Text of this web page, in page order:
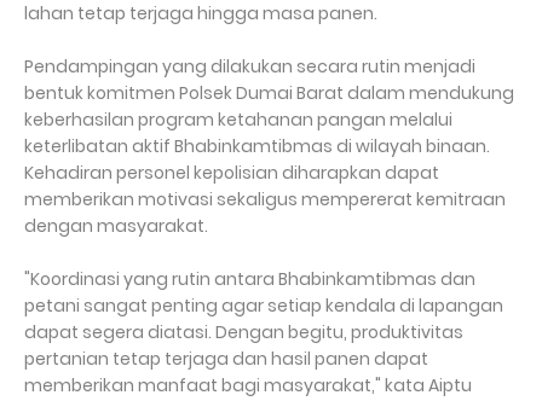
lahan tetap terjaga hingga masa panen.
Pendampingan yang dilakukan secara rutin menjadi
bentuk komitmen Polsek Dumai Barat dalam mendukung
keberhasilan program ketahanan pangan melalui
keterlibatan aktif Bhabinkamtibmas di wilayah binaan.
Kehadiran personel kepolisian diharapkan dapat
memberikan motivasi sekaligus mempererat kemitraan
dengan masyarakat.
"Koordinasi yang rutin antara Bhabinkamtibmas dan
petani sangat penting agar setiap kendala di lapangan
dapat segera diatasi. Dengan begitu, produktivitas
pertanian tetap terjaga dan hasil panen dapat
memberikan manfaat bagi masyarakat," kata Aiptu